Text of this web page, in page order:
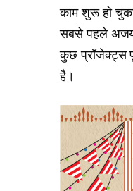
काम शुरू हो
सबसे पहले अजय
कुछ प्रॉजेक्ट्स
है।